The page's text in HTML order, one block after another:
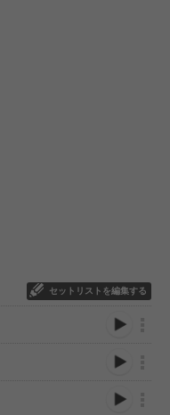
セットリストを編集する